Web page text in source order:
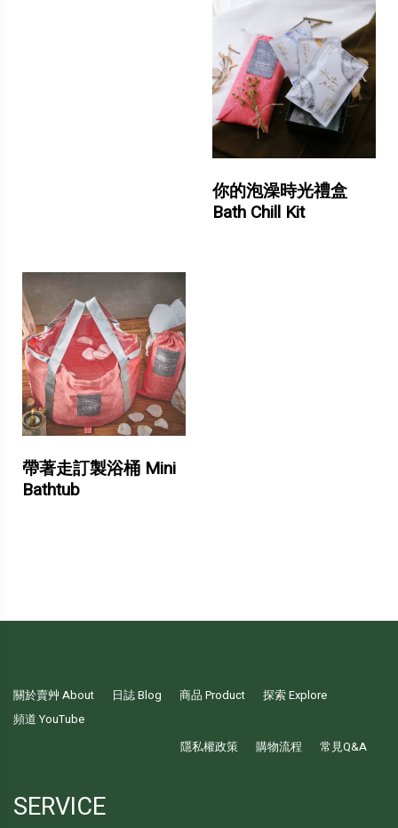
你的泡澡時光禮盒
Bath Chill Kit
帶著走訂製浴桶 Mini
Bathtub
關於賣艸 About 日誌 Blog 商品 Product
探索 Explore
頻道 YouTube
常見Q&A
購物流程
隱私權政策
SERVICE